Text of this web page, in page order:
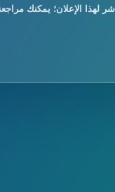
لهذا الإعلان؛ يمكنك